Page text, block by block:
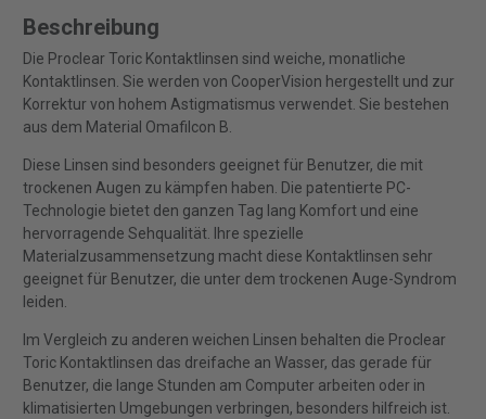
Beschreibung
Die Proclear Toric Kontaktlinsen sind weiche, monatliche
Kontaktlinsen. Sie werden von CooperVision hergestellt und zur
Korrektur von hohem Astigmatismus verwendet. Sie bestehen
aus dem Material Omafilcon B.
Diese Linsen sind besonders geeignet für Benutzer, die mit
trockenen Augen zu kämpfen haben. Die patentierte PC-
Technologie bietet den ganzen Tag lang Komfort und eine
hervorragende Sehqualität. Ihre spezielle
Materialzusammensetzung macht diese Kontaktlinsen sehr
geeignet für Benutzer, die unter dem trockenen Auge-Syndrom
leiden.
Im Vergleich zu anderen weichen Linsen behalten die Proclear
Toric Kontaktlinsen das dreifache an Wasser, das gerade für
Benutzer, die lange Stunden am Computer arbeiten oder in
klimatisierten Umgebungen verbringen, besonders hilfreich ist.